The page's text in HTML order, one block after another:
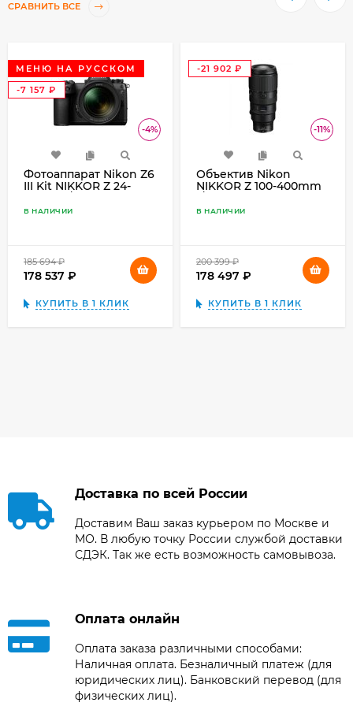
СРАВНИТЬ ВСЕ
-4%
МЕНЮ НА РУССКОМ
-7 157
Фотоаппарат Nikon Z6
III Kit NIKKOR Z 24-
В НАЛИЧИИ
185 694
178 537
КУПИТЬ В 1 КЛИК
-11%
-21 902
Объектив Nikon
NIKKOR Z 100-400mm
В НАЛИЧИИ
200 399
178 497
КУПИТЬ В 1 КЛИК
Доставка по всей России
Доставим Ваш заказ курьером по Москве и
МО. В любую точку России службой доставки
СДЭК. Так же есть возможность самовывоза.
Оплата онлайн
Оплата заказа различными способами:
Наличная оплата. Безналичный платеж (для
юридических лиц). Банковский перевод (для
физических лиц).